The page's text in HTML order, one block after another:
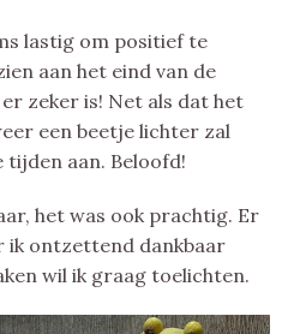
lastig om positief te
aan het eind van de
zeker is! Net als dat het
een beetje lichter zal
aan. Beloofd!
het was ook prachtig. Er
ik ontzettend dankbaar
wil ik graag toelichten.